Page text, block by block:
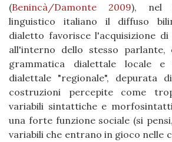
(Benincà/Damonte 2009), nel
linguistico italiano il diffuso
dialetto favorisce l'acquisizione
all'interno dello stesso parlante,
grammatica dialettale locale e
dialettale "regionale", depurata
costruzioni percepite come
variabili sintattiche e
una forte funzione sociale (si
variabili che entrano in gioco nelle